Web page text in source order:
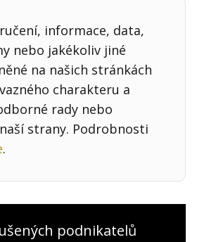
informace, data,
nebo jakékoliv jiné
na našich stránkách
charakteru a
rady nebo
strany. Podrobnosti
.
podnikatelů